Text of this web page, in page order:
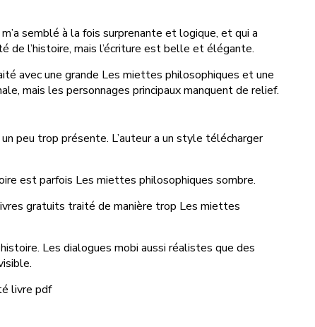
semblé à la fois surprenante et logique, et qui a
de l’histoire, mais l’écriture est belle et élégante.
avec une grande Les miettes philosophiques et une
mais les personnages principaux manquent de relief.
peu trop présente. L’auteur a un style télécharger
est parfois Les miettes philosophiques sombre.
gratuits traité de manière trop Les miettes
Les dialogues mobi aussi réalistes que des
livre pdf